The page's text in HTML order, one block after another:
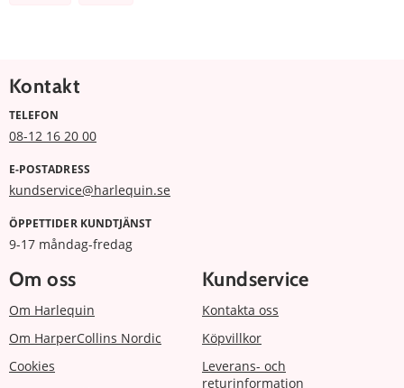
Kontakt
TELEFON
08-12 16 20 00
E-POSTADRESS
kundservice@harlequin.se
ÖPPETTIDER KUNDTJÄNST
9-17 måndag-fredag
Om oss
Om Harlequin
Om HarperCollins Nordic
Cookies
Kundservice
Kontakta oss
Köpvillkor
Leverans- och
returinformation